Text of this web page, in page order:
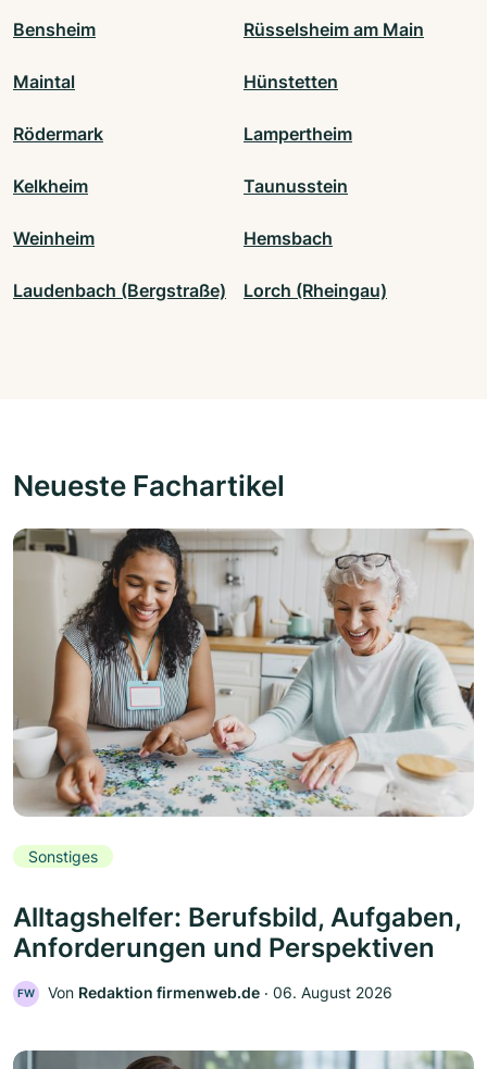
Bensheim Rüsselsheim am Main
Maintal Hünstetten
Rödermark Lampertheim
Kelkheim Taunusstein
Weinheim Hemsbach
Laudenbach (Bergstraße) Lorch (Rheingau)
Neueste Fachartikel
Sonstiges
Alltagshelfer: Berufsbild, Aufgaben,
Anforderungen und Perspektiven
FW Von Redaktion firmenweb.de ‧ 06. August 2026